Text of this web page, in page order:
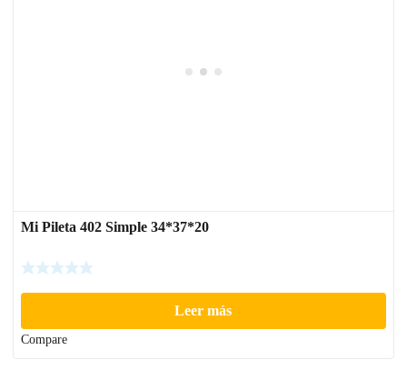
Mi Pileta 402 Simple 34*37*20
Leer más
Compare